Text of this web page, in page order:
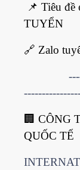
📌 Tiêu
TUYỂN
🔗 Zalo
🏢 CÔNG
QUỐC TẾ